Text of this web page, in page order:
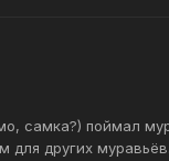
самка?) поймал
для других